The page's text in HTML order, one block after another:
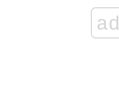
ad